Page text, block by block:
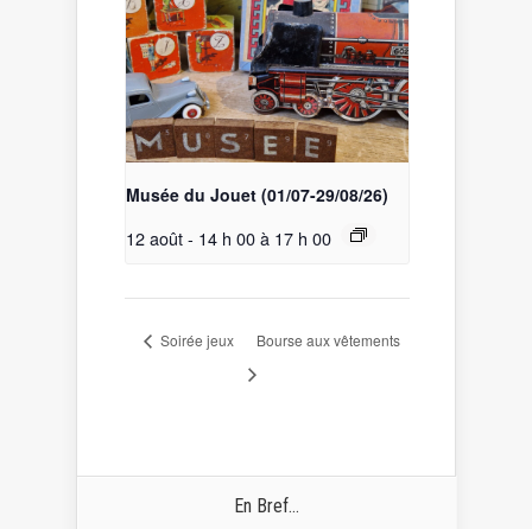
Musée du Jouet (01/07-29/08/26)
12 août - 14 h 00à 17 h 00
Soirée jeux Bourse aux vêtements
En Bref...